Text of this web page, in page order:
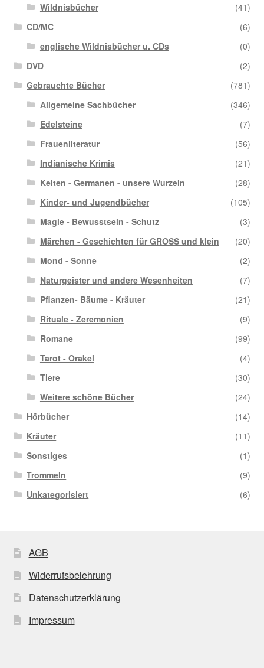
Wildnisbücher
(41)
CD/MC
(6)
englische Wildnisbücher u. CDs
(0)
DVD
(2)
Gebrauchte Bücher
(781)
Allgemeine Sachbücher
(346)
Edelsteine
(7)
Frauenliteratur
(56)
Indianische Krimis
(21)
Kelten - Germanen - unsere Wurzeln
(28)
Kinder- und Jugendbücher
(105)
Magie - Bewusstsein - Schutz
(3)
Märchen - Geschichten für GROSS und klein
(20)
Mond - Sonne
(2)
Naturgeister und andere Wesenheiten
(7)
Pflanzen- Bäume - Kräuter
(21)
Rituale - Zeremonien
(9)
Romane
(99)
Tarot - Orakel
(4)
Tiere
(30)
Weitere schöne Bücher
(24)
Hörbücher
(14)
Kräuter
(11)
Sonstiges
(1)
Trommeln
(9)
Unkategorisiert
(6)
AGB
Widerrufsbelehrung
Datenschutzerklärung
Impressum